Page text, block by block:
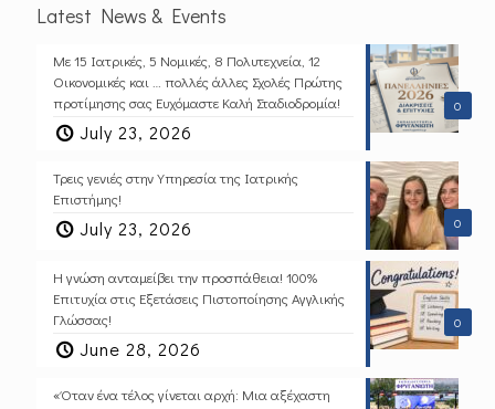
Latest News & Events
0
Με 15 Ιατρικές, 5 Νομικές, 8 Πολυτεχνεία, 12
Οικονομικές και … πολλές άλλες Σχολές Πρώτης
προτίμησης σας Ευχόμαστε Καλή Σταδιοδρομία!
July 23, 2026
0
Τρεις γενιές στην Υπηρεσία της Ιατρικής
Επιστήμης!
July 23, 2026
0
Η γνώση ανταμείβει την προσπάθεια! 100%
Επιτυχία στις Εξετάσεις Πιστοποίησης Αγγλικής
Γλώσσας!
June 28, 2026
«Όταν ένα τέλος γίνεται αρχή: Μια αξέχαστη